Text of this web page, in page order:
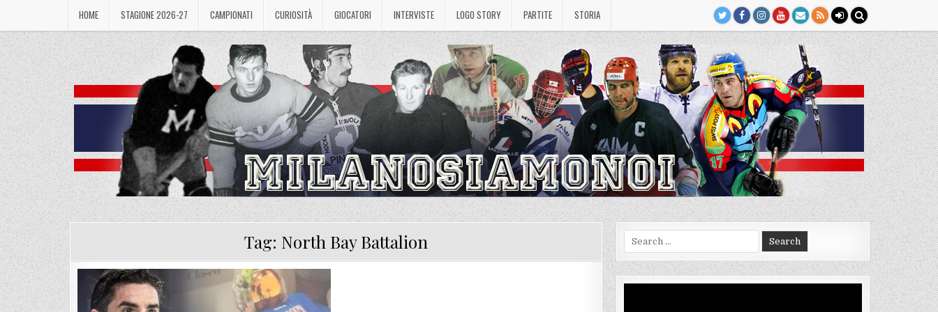
content
HOME STAGIONE 2026-27 CAMPIONATI CURIOSITÀ GIOCATORI INTERVISTE LOGO STORY PARTITE STORIA
Tag: North Bay Battalion
Search
for: